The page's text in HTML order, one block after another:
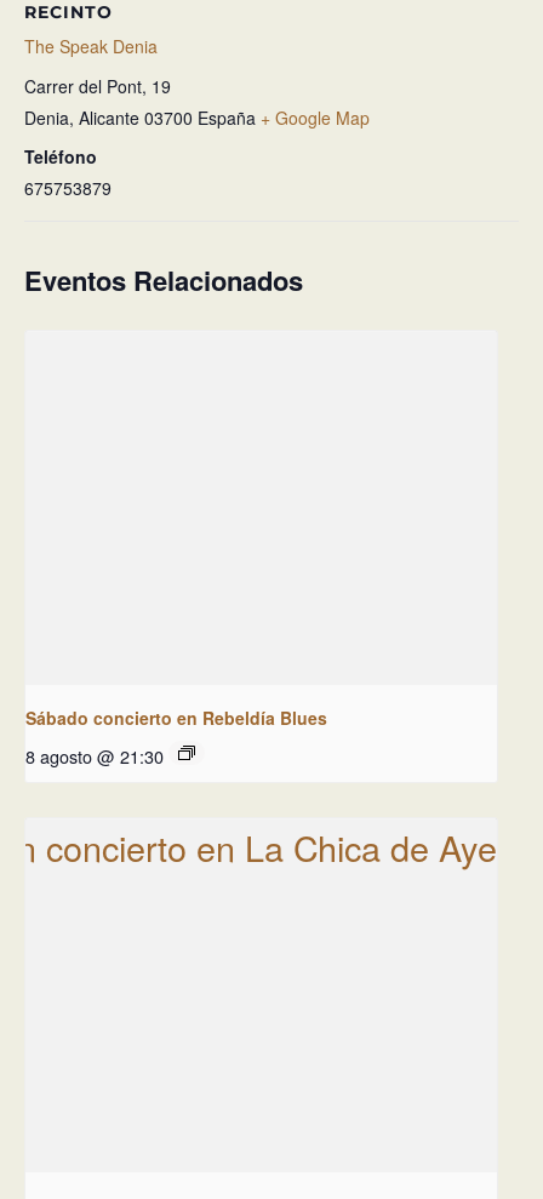
RECINTO
The Speak Denia
Carrer del Pont, 19
Denia, Alicante 03700 España + Google Map
Teléfono
675753879
Eventos Relacionados
Sábado concierto en Rebeldía Blues
8 agosto @ 21:30